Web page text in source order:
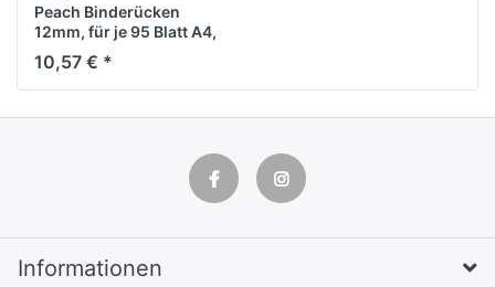
Peach Binderücken
12mm, für je 95 Blatt A4,
schwarz, 100 Stück -
PB412-02
10,57 € *
Informationen